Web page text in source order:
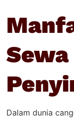
Dalam dunia